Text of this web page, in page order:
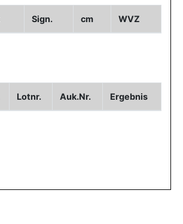
Sign. cm WVZ
Lotnr. Auk.Nr. Ergebnis